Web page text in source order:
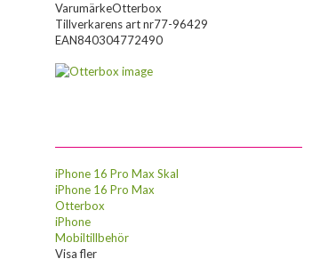
VarumärkeOtterbox
Tillverkarens art nr77-96429
EAN840304772490
iPhone 16 Pro Max Skal
iPhone 16 Pro Max
Otterbox
iPhone
Mobiltillbehör
Visa fler